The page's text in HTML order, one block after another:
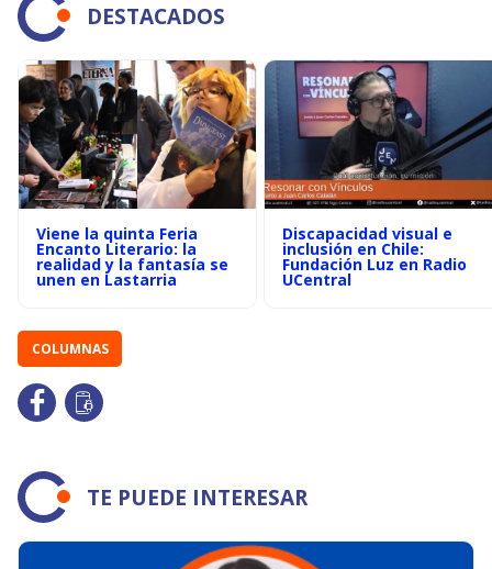
DESTACADOS
Viene la quinta Feria
Encanto Literario: la
realidad y la fantasía se
unen en Lastarria
Discapacidad visual e
inclusión en Chile:
Fundación Luz en Radio
UCentral
COLUMNAS
TE PUEDE INTERESAR